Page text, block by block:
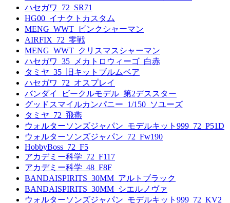
ハセガワ_72_SR71
HG00_イナクトカスタム
MENG_WWT_ピンクシャーマン
AIRFIX_72_零戦
MENG_WWT_クリスマスシャーマン
ハセガワ_35_メカトロウィーゴ_白赤
タミヤ_35_旧キットブルムベア
ハセガワ_72_オスプレイ
バンダイ_ビークルモデル_第2デススター
グッドスマイルカンパニー_1/150_ソユーズ
タミヤ_72_飛燕
ウォルターソンズジャパン_モデルキット999_72_P51D
ウォルターソンズジャパン_72_Fw190
HobbyBoss_72_F5
アカデミー科学_72_F117
アカデミー科学_48_F8F
BANDAISPIRITS_30MM_アルトブラック
BANDAISPIRITS_30MM_シエルノヴァ
ウォルターソンズジャパン_モデルキット999_72_KV2